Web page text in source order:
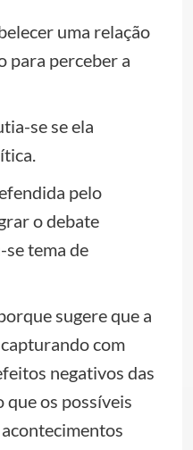
uma relação
para perceber a
se se ela
pelo
o debate
tema de
sugere que a
com
negativos das
que os possíveis